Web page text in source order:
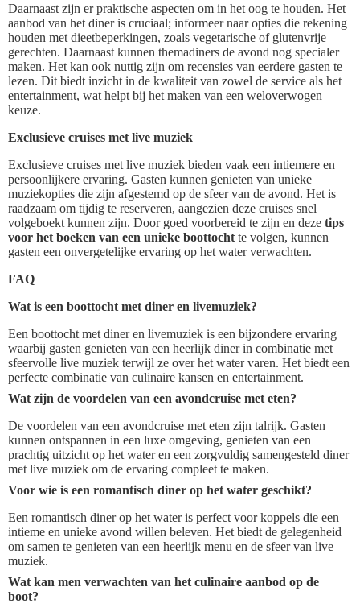
Daarnaast zijn er praktische aspecten om in het oog te houden. Het
aanbod van het diner is cruciaal; informeer naar opties die rekening
houden met dieetbeperkingen, zoals vegetarische of glutenvrije
gerechten. Daarnaast kunnen themadiners de avond nog specialer
maken. Het kan ook nuttig zijn om recensies van eerdere gasten te
lezen. Dit biedt inzicht in de kwaliteit van zowel de service als het
entertainment, wat helpt bij het maken van een weloverwogen
keuze.
Exclusieve cruises met live muziek
Exclusieve cruises met live muziek bieden vaak een intiemere en
persoonlijkere ervaring. Gasten kunnen genieten van unieke
muziekopties die zijn afgestemd op de sfeer van de avond. Het is
raadzaam om tijdig te reserveren, aangezien deze cruises snel
volgeboekt kunnen zijn. Door goed voorbereid te zijn en deze tips
voor het boeken van een unieke boottocht te volgen, kunnen
gasten een onvergetelijke ervaring op het water verwachten.
FAQ
Wat is een boottocht met diner en livemuziek?
Een boottocht met diner en livemuziek is een bijzondere ervaring
waarbij gasten genieten van een heerlijk diner in combinatie met
sfeervolle live muziek terwijl ze over het water varen. Het biedt een
perfecte combinatie van culinaire kansen en entertainment.
Wat zijn de voordelen van een avondcruise met eten?
De voordelen van een avondcruise met eten zijn talrijk. Gasten
kunnen ontspannen in een luxe omgeving, genieten van een
prachtig uitzicht op het water en een zorgvuldig samengesteld diner
met live muziek om de ervaring compleet te maken.
Voor wie is een romantisch diner op het water geschikt?
Een romantisch diner op het water is perfect voor koppels die een
intieme en unieke avond willen beleven. Het biedt de gelegenheid
om samen te genieten van een heerlijk menu en de sfeer van live
muziek.
Wat kan men verwachten van het culinaire aanbod op de
boot?